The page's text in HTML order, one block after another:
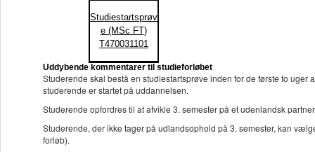
Studiestartsprøv
e (MSc FT)
T470031101
Uddybende kommentarer til studieforløbet
Studerende skal bestå en studiestartsprøve inden for de første to
studerende er startet på uddannelsen.
Studerende opfordres til at afvikle 3. semester på et udenlandsk
Studerende, der ikke tager på udlandsophold på 3. semester, kan
forløb).